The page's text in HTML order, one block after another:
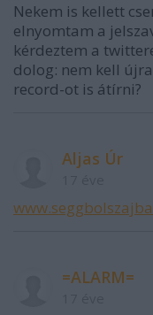
Nekem is kellett
elnyomtam a
kérdeztem a
dolog: nem kell
record-ot is átírni?
Aljas Úr
=ALARM=